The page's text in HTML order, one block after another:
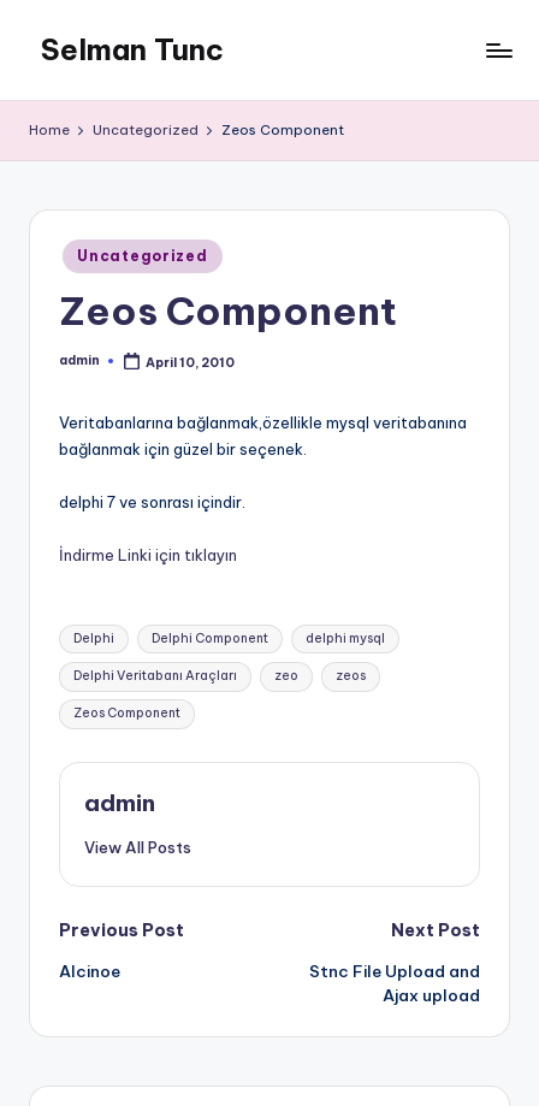
Selman Tunc
Home Uncategorized Zeos Component
Posted
in
Uncategorized
Zeos Component
Posted
admin April 10, 2010
Veritabanlarına bağlanmak,özellikle mysql veritabanına
bağlanmak için güzel bir seçenek.
delphi 7 ve sonrası içindir.
İndirme Linki için tıklayın
Tags:
Delphi Delphi Component delphi mysql
Delphi Veritabanı Araçları zeo zeos
Zeos Component
admin
View All Posts
Post
navigation
Previous Post
Alcinoe
Next Post
Stnc File Upload and
Ajax upload